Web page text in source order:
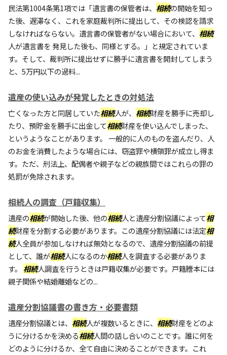
民法第1004条第1項では「遺言書の保管者は、 相続の開始を知っ
た後、遅滞なく、これを家庭裁判所に提出して、その検認を請求
しなければならない。遺言書の保管者がない場合において、 相続
人が遺言書を 発見した後も、同様とする。」と規定されていま
す。そして、裁判所に提出せずに勝手に遺言書を開封してしまう
と、5万円以下の過料...
遺産の使い込みが発覚したときの対処法
亡くなった方と同居していた相続人が、 相続財産を勝手に売却し
たり、預貯金を勝手に出金して相続財産を使い込んでしまった、
というようなことがあります。 一般的に人のものを盗んだり、人
のお金を消費したような場合には、窃盗罪や横領罪が成立し得ま
す。ただ、刑法上、配偶者や親子などの親族間ではこれらの罪の
処罰が免除されます。
相続人の調査（戸籍収集）
遺産の相続が開始した後、他の相続人と遺産分割協議によって相
続財産を分割する必要があります。この遺産分割協議には法定相
続人全員が参加しなければ無効となるので、遺産分割協議の前提
として、誰が相続人になるのか相続人を調査する必要がありま
す。 相続人調査を行うときは戸籍収集が必要です。戸籍謄本には
親子関係や結婚離婚などの...
遺産分割協議書の書き方・必要書類
遺産分割協議とは、 相続人が複数いるときに、 相続財産をどのよ
うに分けるかを決める相続人間の話し合いのことです。誰に何を
どのように分けるか、全て自由に決めることができます。これ